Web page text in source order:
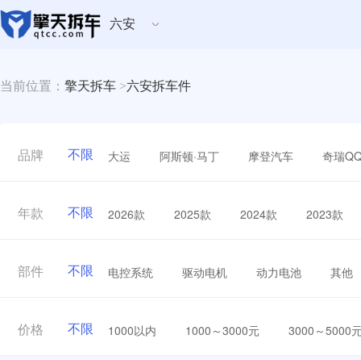
六安
当前位置： 擎天拆车 >六安拆车件
品牌 不限 大运 阿斯顿·马丁 摩登汽车 奇瑞
年款 不限 2026款 2025款 2024款 2023款
部件 不限 电控系统 驱动电机 动力电池 其他
价格 不限 1000以内 1000～3000元 3000～5000